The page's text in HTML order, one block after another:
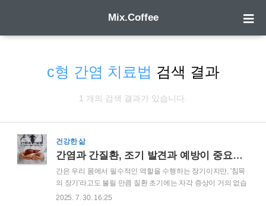
Mix.Coffee
c형 간염 치료법 검색 결과
1 개의 검색 결과가 있습니다.
건강한 삶
간염과 간질환, 조기 발견과 예방이 중요한 이유
간은 우리 몸에서 필수적인 역할을 수행하는 장기이지만, '침묵
의 장기'라고도 불릴 만큼 질환 초기에는 자각 증상이 거의 없습
니다. 이로 인해 간질환은 흔히 치료 시점을 놓치는 경우가 많
2025. 7. 30. 16:25